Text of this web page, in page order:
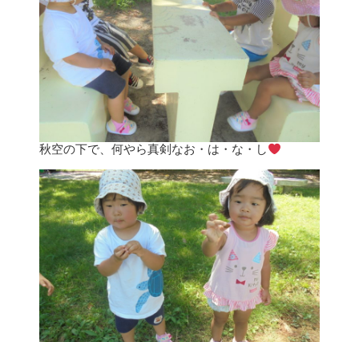
秋空の下で、何やら真剣なお・は・な・し